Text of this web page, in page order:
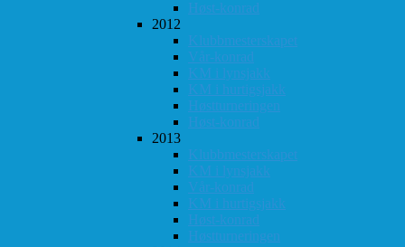
Høst-konrad
2012
Klubbmesterskapet
Vår-konrad
KM i lynsjakk
KM i hurtigsjakk
Høstturneringen
Høst-konrad
2013
Klubbmesterskapet
KM i lynsjakk
Vår-konrad
KM i hurtigsjakk
Høst-konrad
Høstturneringen